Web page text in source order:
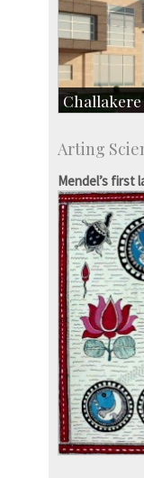
Talent
Campus
Arting
Mendel’s first